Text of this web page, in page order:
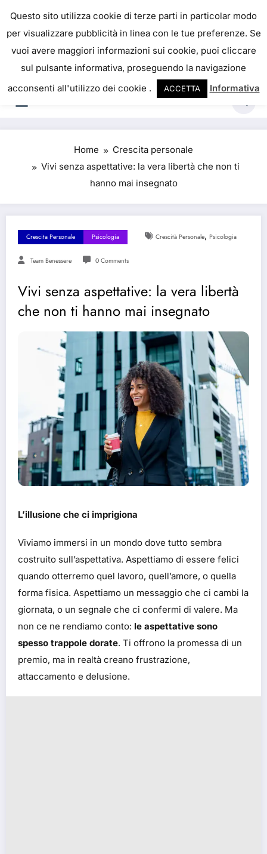
content
IL PORTALE DEL BENESSERE
La salute è come il denaro, non abbiamo mai una
vera idea del suo valore fino a quando la
perdiamo. Josh Billings
Home
Crescita personale
Vivi senza aspettative: la vera libertà che non ti
hanno mai insegnato
Crescita Personale Psicologia Crescità Personale, Psicologia
Team Benessere 0 Comments
Vivi senza aspettative: la vera libertà
che non ti hanno mai insegnato
L’illusione che ci imprigiona
Viviamo immersi in un mondo dove tutto sembra
costruito sull’aspettativa. Aspettiamo di essere felici
quando otterremo quel lavoro, quell’amore, o quella
forma fisica. Aspettiamo un messaggio che ci cambi la
giornata, o un segnale che ci confermi di valere. Ma
non ce ne rendiamo conto: le aspettative sono
spesso trappole dorate. Ti offrono la promessa di un
premio, ma in realtà creano frustrazione,
attaccamento e delusione.
Questo sito utilizza cookie di terze parti in particolar modo
per visualizzare pubblicità in linea con le tue preferenze. Se
vuoi avere maggiori informazioni sui cookie, puoi cliccare
sul pulsante informativa, proseguendo la navigazione
acconsenti all'utilizzo dei cookie .
ACCETTA Informativa